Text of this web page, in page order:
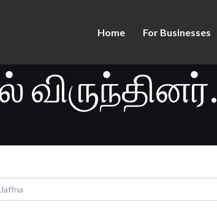
Home For Businesses
விருந்தினர்.